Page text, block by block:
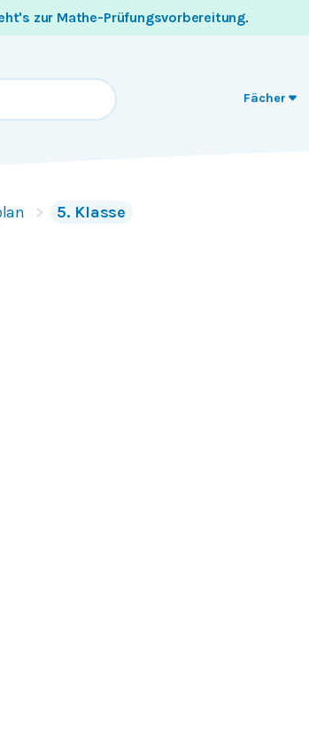
zur Mathe-Prüfungsvorbereitung.
Fächer
5. Klasse